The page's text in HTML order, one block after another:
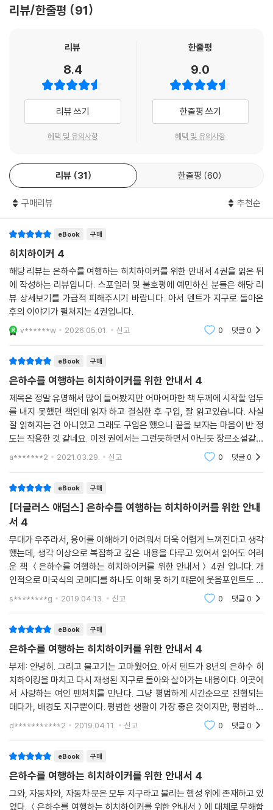
을 구하기 위해 ‘깊은 생각’이라는 슈퍼컴퓨터를 만들고, 깊은 생각은 750
해답의 의미를 알기 위해서는 자신보다 훨씬 더 크고 뛰어난 컴퓨터가 필
요하다며 이것을 설계한다. 이 컴퓨터의 이름이 바로 지구다. 그런데 계산
결과가 출력되려는 결정적인 순간에, 지구는 초공간 이동용 우회로를 건설
하려는 우주인들에 의해 파괴되고 만다.
지구 파괴 직전에 극적으로 탈출한 아서 덴트는 친구들과 함께 은하계를
기도 하는 초고속 항해의 여정에서 아서 일행은 시간 여행이 한 시대와 다
람들을 비롯, 각자 별난 개성을 자랑하는 다양한 캐릭터들을 만난다. 엄청
나게 높은 지능을 제대로 발휘하지 못하고 있다며 만성 우울증과 편집증에
시달리는 로봇 마빈, 몸과 정신이 이혼 소송 중인 상태로 ‘모든 관점 보텍
얻고 온 우주의 사람들을 모욕하는 것으로 지루함을 견디는 와우배거, 지
우주 종말의 위기를 막는 아르바이트에 매진하고 있는 슬라티바트패스
트…….
그 밖에도 특별하기 짝이 없는 무수한 인물들과 무수한 물건들, 또 무수한
행성들과 무수한 사건들이 우주와 지구와 선사 시대와 몇조 년 후를 오가
며 펼쳐진다. 독자들이 할 일은 지나가는 우주선을 얻어 타고, 웃느라 가끔
무심한 듯 사소한 듯, 심오하고 철학적인 거대한 농담
이 기발하고 우스운 이야기는 그럼에도 불구하고 한편으로 대단히 심오하
며 날카롭다. 우스꽝스러운 이야기들이 폭소처럼 터져나오는 가운데 삶과
우주의 근원적 의미를 묻는 질문들과 인간과 문명에 대한 비판이 자연스럽
게 섞여들기 때문이다. 우주는 어떻게 해서 만들어졌는가? 삶의 궁극적인
의미는 무엇인가? 우리에게 익숙한 도덕과 가치관들은 정당한가? 현대 문
들 수 있는가?
단, 이 책이 질문을 던지는 방식은 심각하지도, 진지하지도 않다. 온갖 인물
과 사건들이 시공간을 넘나들며 숨가쁘게 얽혀드는 가운데 그저 무심한
듯, 사소한 농담을 하듯, 불쑥 끼어들거나 짐짓 뒤로 물러나는 식이다. 아주
의미심장한 미소를 띠며 툭 내뱉는 물음 속에 삶과 우주의 근원에 대한 성
찰이 담겨 있으며, 인간의 탐욕과 어리석음에 대한 비판이 숨어 있는 것이
다.
자신들이 초대형 유기체 컴퓨터의 일부라는 사실을 눈치 채지 못하고 살아
면, 골치 아픈 물음일랑 잊어버리고 그저 여행에 충실하라고 충고할 법도
하지만, 이 책에 스며 있는 진지한 성찰과 날카로운 풍자의 지점을 찾다보
는 것도 이 특별한 책을 읽는 또 하나의 방법일 것이다.
히치하이커가 되어 은하수를 여행하는 특별한 경험 ― 완결판 각권 스케
치
〈안내서에 대한 안내〉
라디오 드라마로 시작해 텔레비전 드라마, 음반, 컴퓨터 게임, 연극, 책, 영
화 등 온갖 버전으로 확장과 진화를 거듭해온 ‘히치하이커’ 시리즈의 숨은
역사. 작가가 직접 들려주는, 지구 행성을 떠나는 방법에 대한 아주 실질적
리뷰/한줄평 91
리뷰
8.4
리뷰 쓰기
혜택 및 유의사항
한줄평
9.0
한줄평 쓰기
혜택 및 유의사항
리뷰 31 한줄평 60
구매리뷰 추천순
eBook 구매
히치하이커 4
해당 리뷰는 은하수를 여행하는 히치하이커를 위한 안내서 4권을 읽은 뒤
에 작성하는 리뷰입니다. 스포일러 및 불호평에 예민하신 분들은 해당 리
뷰 상세보기를 가급적 피해주시기 바랍니다. 아서 덴트가 지구로 돌아온
후의 이야기가 펼쳐지는 4권입니다.
v******w 2026.05.01. 신고 0 댓글0
eBook 구매
은하수를 여행하는 히치하이커를 위한 안내서 4
제목은 정말 유명해서 많이 들어봤지만 어마어마한 책 두께에 시작할 엄두
를 내지 못했던 책인데 읽자 하고 결심한 후 구입, 잘 읽고있습니다. 사실
잘 읽혀지는 건 아니었고 그래도 구입은 했으니 끝을 보자는 마음이 반 정
도는 작용한 것 같네요. 이전 권에서는 그런듯하면서 아닌듯 장르소설같은
분위기를 풍기는데 이번 4권에서는 SF 장르소설의 분위기가 별로 나지 않
a*******2 2021.03.29. 신고 0 댓글0
eBook 구매
[더글러스 애덤스] 은하수를 여행하는 히치하이커를 위한 안내
서 4
무대가 우주라서, 용어를 이해하기 어려워서 더욱 어렵게 느껴진다고 생각
했는데, 생각 이상으로 복잡하고 깊은 내용을 다루고 있어서 읽어도 어려
운 책 ＜은하수를 여행하는 히치하이커를 위한 안내서＞ 4권 입니다. 개
인적으로 미국식의 코메디를 하나도 이해 못 하기 때문에 웃음포인트도 잘
모르겠어서 더 힘들었네요. 마지막 권은 조금이라도 이해할 수 있기를 바
s********g 2019.04.13. 신고 0 댓글0
eBook 구매
은하수를 여행하는 히치하이커를 위한 안내서 4
부제: 안녕히. 그리고 물고기는 고마웠어요. 아서 텐드가 8년의 은하수 히
치하이킹을 마치고 다시 재생된 지구로 돌아와 살아가는 내용이다. 이곳에
서 사랑하는 여인 펜처치를 만난다. 그냥 평범하게 시간순으로 진행되는
데다가, 배경도 지구뿐이다. 평범한 생활이 가장 좋은 것이지만, 평범하게
사는 게 제일 힘든 일이기도 하다. 아서덴트와 펜처치는 다시 우주 히치하
d***********2 2019.04.11. 신고 0 댓글0
eBook 구매
은하수를 여행하는 히치하이커를 위한 안내서 4
그와, 자동차와, 자동차 문은 모두 지구라고 불리는 행성 위에 존재하고 있
었다. ＜은하수를 여행하는 히치하이커를 위한 안내서＞에 대체로 무해함